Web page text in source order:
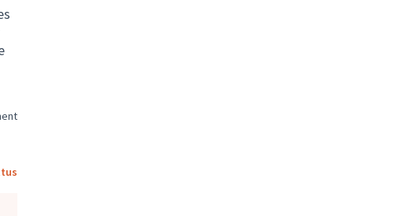
: Cadre de vie
pour la localisation : 6e arrondissement